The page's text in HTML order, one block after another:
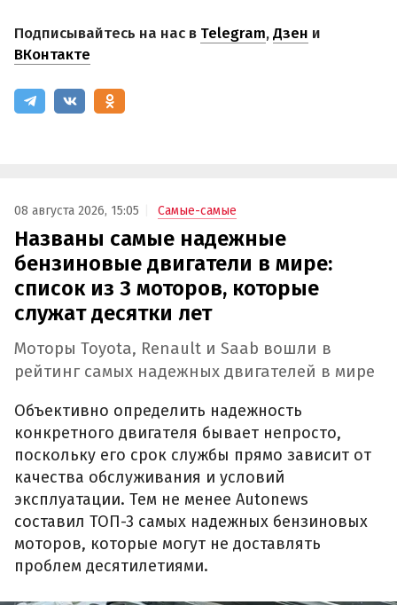
Подписывайтесь на нас в Telegram,Дзен и
ВКонтакте
08 августа 2026, 15:05 Самые-самые
Названы самые надежные
бензиновые двигатели в мире:
список из 3 моторов, которые
служат десятки лет
Моторы Toyota, Renault и Saab вошли в
рейтинг самых надежных двигателей в мире
Объективно определить надежность
конкретного двигателя бывает непросто,
поскольку его срок службы прямо зависит от
качества обслуживания и условий
эксплуатации. Тем не менее Autonews
составил ТОП-3 самых надежных бензиновых
моторов, которые могут не доставлять
проблем десятилетиями.